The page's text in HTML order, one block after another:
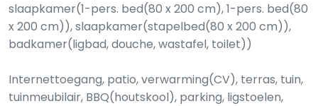
slaapkamer(1-pers. bed(80 x 200 cm), 1-pers. bed(80
x 200 cm)), slaapkamer(stapelbed(80 x 200 cm)),
badkamer(ligbad, douche, wastafel, toilet))
Internettoegang, patio, verwarming(CV), terras, tuin,
tuinmeubilair, BBQ(houtskool), parking, ligstoelen,